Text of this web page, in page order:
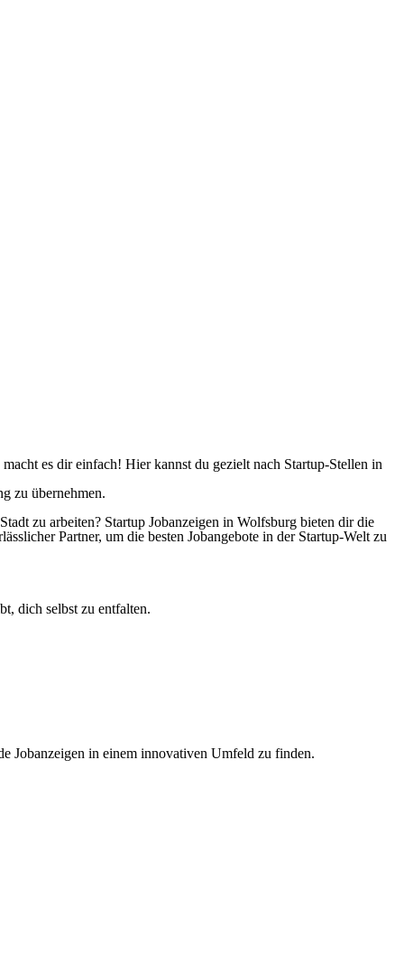
es dir einfach! Hier kannst du gezielt nach Startup-Stellen in
zu übernehmen.
zu arbeiten? Startup Jobanzeigen in Wolfsburg bieten dir die
Partner, um die besten Jobangebote in der Startup-Welt zu
dich selbst zu entfalten.
Jobanzeigen in einem innovativen Umfeld zu finden.